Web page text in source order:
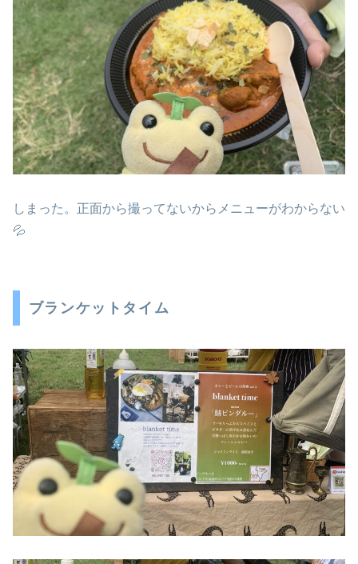
しまった。正面から撮ってないからメニューがわからない
💦
ブランケットタイム